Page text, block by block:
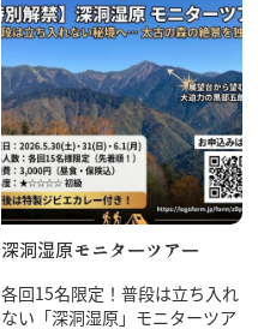
深洞湿原モニターツアー
各回15名限定！普段は立ち入れ
ない「深洞湿原」モニターツア